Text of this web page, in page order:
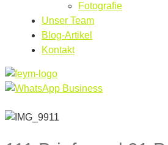
Fotografie
Unser Team
Blog-Artikel
Kontakt